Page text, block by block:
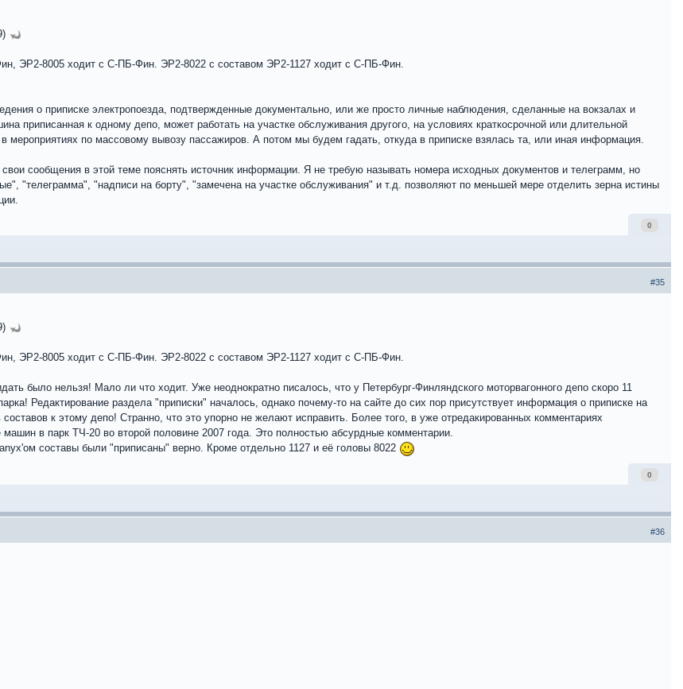
ЭР2-8005 ходит с С-ПБ-Фин. ЭР2-8022 с составом ЭР2-1127 ходит с С-ПБ-Фин.
о приписке электропоезда, подтвержденные документально, или же просто личные наблюдения, сделанные на вокзалах и
приписанная к одному депо, может работать на участке обслуживания другого, на условиях краткосрочной или длительной
мероприятиях по массовому вывозу пассажиров. А потом мы будем гадать, откуда в приписке взялась та, или иная информация.
сообщения в этой теме пояснять источник информации. Я не требую называть номера исходных документов и телеграмм, но
"телеграмма", "надписи на борту", "замечена на участке обслуживания" и т.д. позволяют по меньшей мере отделить зерна истины
0
#35
ЭР2-8005 ходит с С-ПБ-Фин. ЭР2-8022 с составом ЭР2-1127 ходит с С-ПБ-Фин.
было нельзя! Мало ли что ходит. Уже неоднократно писалось, что у Петербург-Финляндского моторвагонного депо скоро 11
Редактирование раздела "приписки" началось, однако почему-то на сайте до сих пор присутствует информация о приписке на
к этому депо! Странно, что это упорно не желают исправить. Более того, в уже отредакированных комментариях
в парк ТЧ-20 во второй половине 2007 года. Это полностью абсурдные комментарии.
составы были "приписаны" верно. Кроме отдельно 1127 и её головы 8022
0
#36